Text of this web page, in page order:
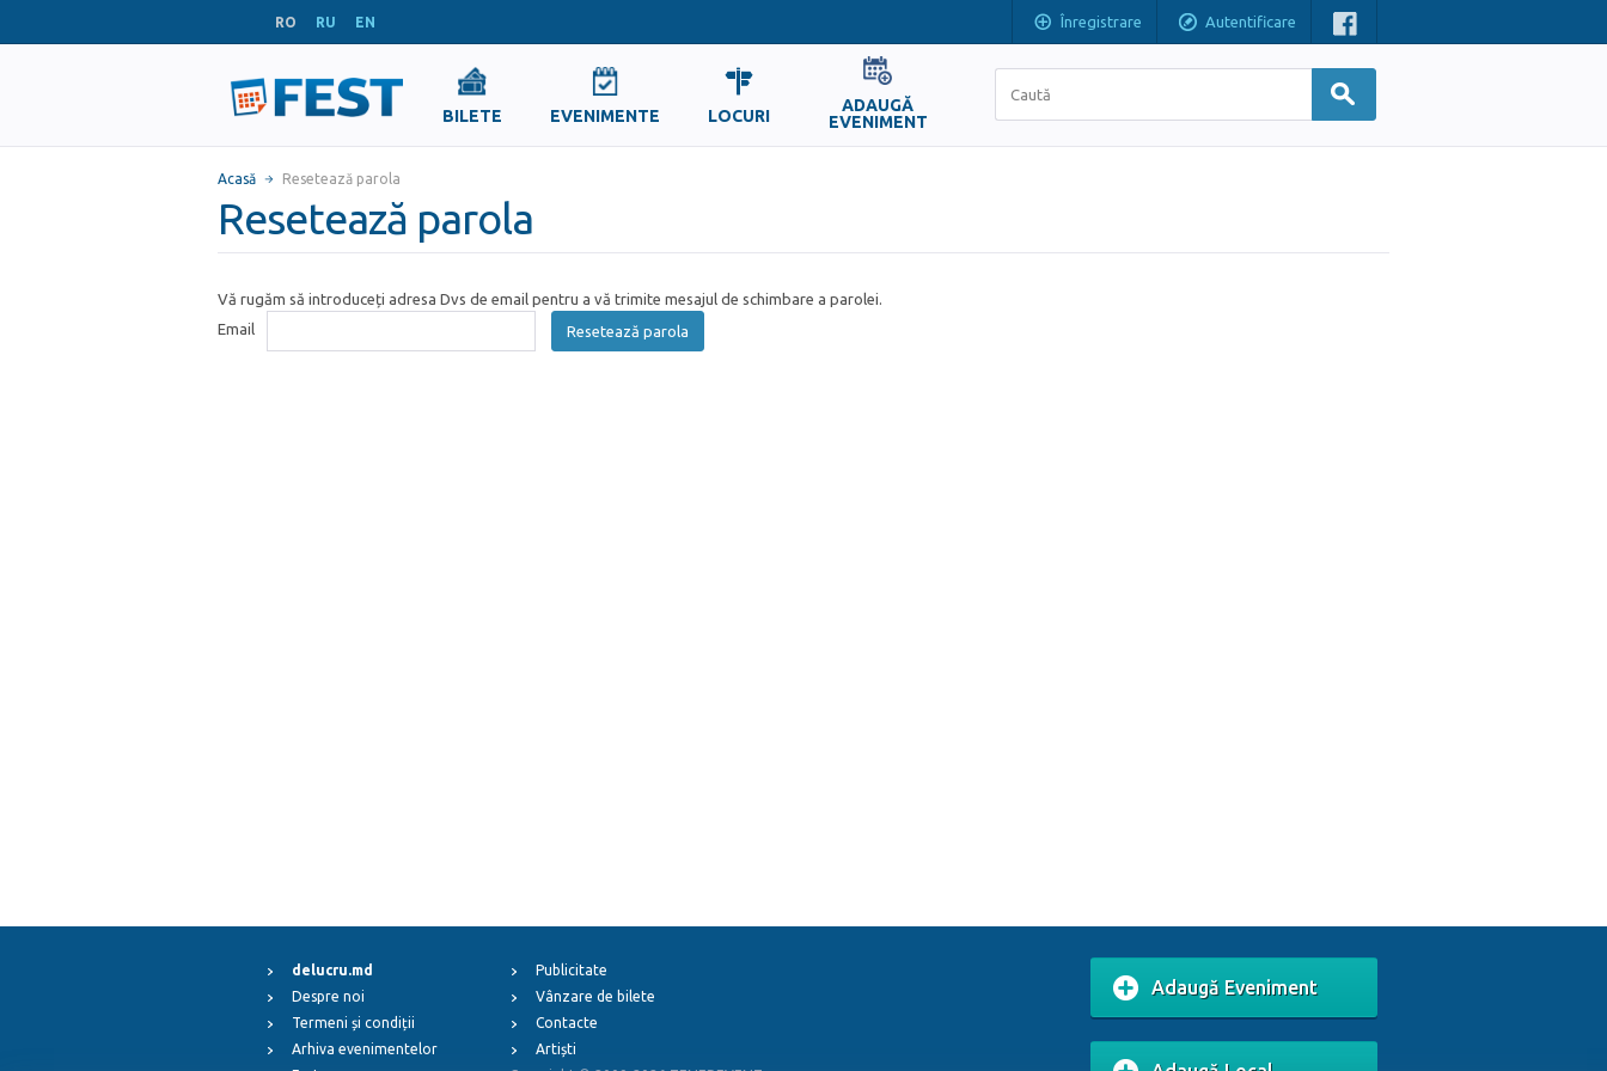
RO RU EN Înregistrare Autentificare
BILETE EVENIMENTE LOCURI
ADAUGĂ
EVENIMENT
Acasă Resetează parola
Resetează parola
Vă rugăm să introduceți adresa Dvs de email pentru a vă trimite mesajul de schimbare a parolei.
Email
Resetează parola
delucru.md
Despre noi
Termeni și condiții
Arhiva evenimentelor
Publicitate
Vânzare de bilete
Contacte
Artiști
Adaugă Eveniment